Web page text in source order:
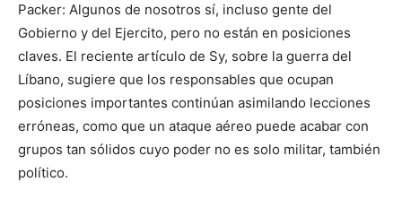
Packer: Algunos de nosotros sí, incluso gente del
Gobierno y del Ejercito, pero no están en posiciones
claves. El reciente artículo de Sy, sobre la guerra del
Líbano, sugiere que los responsables que ocupan
posiciones importantes continúan asimilando lecciones
erróneas, como que un ataque aéreo puede acabar con
grupos tan sólidos cuyo poder no es solo militar, también
político.